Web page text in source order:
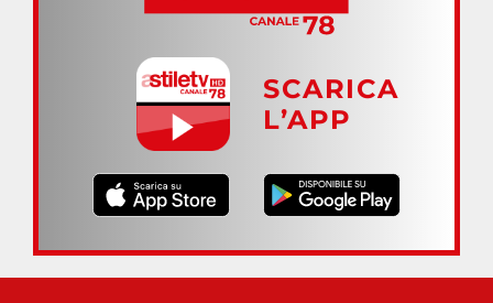
SCARICA
L’APP